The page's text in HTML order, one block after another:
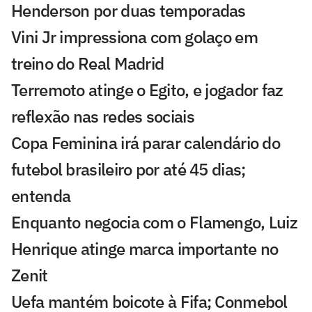
Henderson por duas temporadas
Vini Jr impressiona com golaço em
treino do Real Madrid
Terremoto atinge o Egito, e jogador faz
reflexão nas redes sociais
Copa Feminina irá parar calendário do
futebol brasileiro por até 45 dias;
entenda
Enquanto negocia com o Flamengo, Luiz
Henrique atinge marca importante no
Zenit
Uefa mantém boicote à Fifa; Conmebol